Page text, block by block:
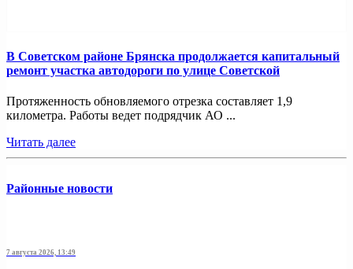
В Советском районе Брянска продолжается капитальный
ремонт участка автодороги по улице Советской
Протяженность обновляемого отрезка составляет 1,9
километра. Работы ведет подрядчик АО ...
Читать далее
Районные новости
7 августа 2026, 13:49